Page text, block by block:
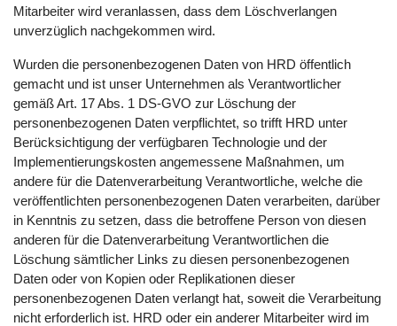
Mitarbeiter wird veranlassen, dass dem Löschverlangen
unverzüglich nachgekommen wird.
Wurden die personenbezogenen Daten von HRD öffentlich
gemacht und ist unser Unternehmen als Verantwortlicher
gemäß Art. 17 Abs. 1 DS-GVO zur Löschung der
personenbezogenen Daten verpflichtet, so trifft HRD unter
Berücksichtigung der verfügbaren Technologie und der
Implementierungskosten angemessene Maßnahmen, um
andere für die Datenverarbeitung Verantwortliche, welche die
veröffentlichten personenbezogenen Daten verarbeiten, darüber
in Kenntnis zu setzen, dass die betroffene Person von diesen
anderen für die Datenverarbeitung Verantwortlichen die
Löschung sämtlicher Links zu diesen personenbezogenen
Daten oder von Kopien oder Replikationen dieser
personenbezogenen Daten verlangt hat, soweit die Verarbeitung
nicht erforderlich ist. HRD oder ein anderer Mitarbeiter wird im